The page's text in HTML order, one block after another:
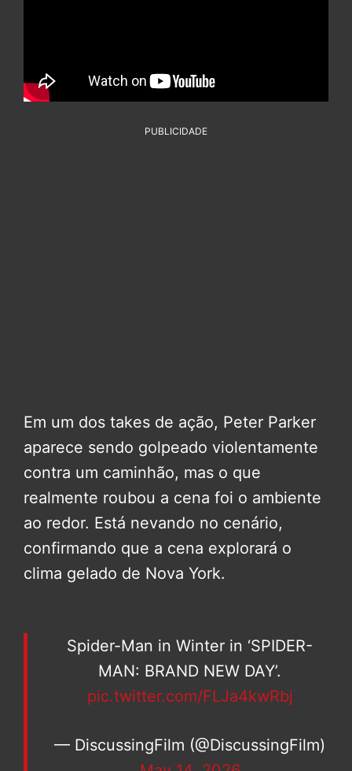
PUBLICIDADE
Em um dos takes de ação, Peter Parker
aparece sendo golpeado violentamente
contra um caminhão, mas o que
realmente roubou a cena foi o ambiente
ao redor. Está nevando no cenário,
confirmando que a cena explorará o
clima gelado de Nova York.
Spider-Man in Winter in ‘SPIDER-
MAN: BRAND NEW DAY’.
pic.twitter.com/FLJa4kwRbj
— DiscussingFilm (@DiscussingFilm)